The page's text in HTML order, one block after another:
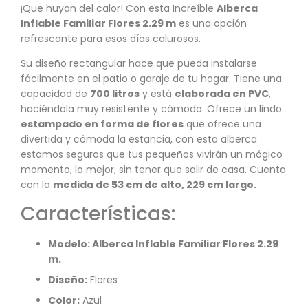
¡Que huyan del calor! Con esta Increíble Alberca
Inflable Familiar Flores 2.29 m es una opción
refrescante para esos días calurosos.
Su diseño rectangular hace que pueda instalarse
fácilmente en el patio o garaje de tu hogar. Tiene una
capacidad de 700 litros y está elaborada en PVC,
haciéndola muy resistente y cómoda. Ofrece un lindo
estampado en forma de flores que ofrece una
divertida y cómoda la estancia, con esta alberca
estamos seguros que tus pequeños vivirán un mágico
momento, lo mejor, sin tener que salir de casa. Cuenta
con la medida de 53 cm de alto, 229 cm largo.
Características:
Modelo: Alberca Inflable Familiar Flores 2.29
m.
Diseño: Flores
Color: Azul